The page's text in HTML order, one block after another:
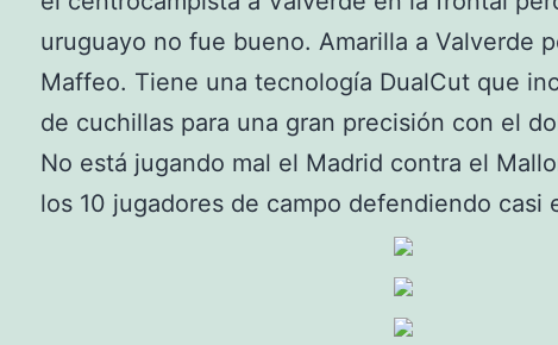
uruguayo no fue bueno. Amarilla a Valverde
Maffeo. Tiene una tecnología DualCut que
de cuchillas para una gran precisión con el
No está jugando mal el Madrid contra el
los 10 jugadores de campo defendiendo casi